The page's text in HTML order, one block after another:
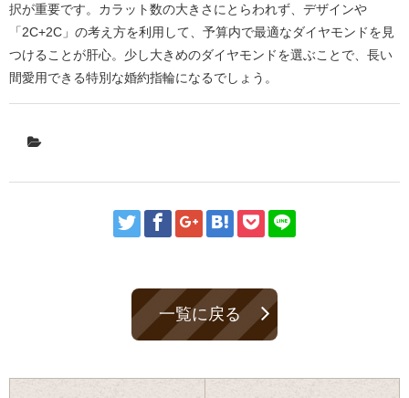
択が重要です。カラット数の大きさにとらわれず、デザインや
「2C+2C」の考え方を利用して、予算内で最適なダイヤモンドを見
つけることが肝心。少し大きめのダイヤモンドを選ぶことで、長い
間愛用できる特別な婚約指輪になるでしょう。
一覧に戻る